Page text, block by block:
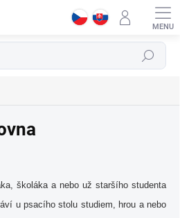
Hledat
školáka a nebo už staršího studenta
u psacího stolu studiem, hrou a nebo